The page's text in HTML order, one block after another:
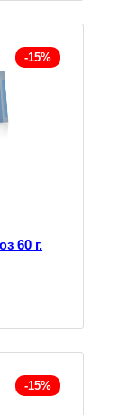
-15%
60 г.
-15%